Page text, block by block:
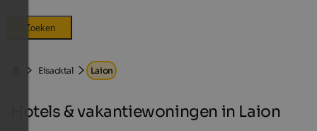
Zoeken
Eisacktal Laion
Hotels & vakantiewoningen in Laion